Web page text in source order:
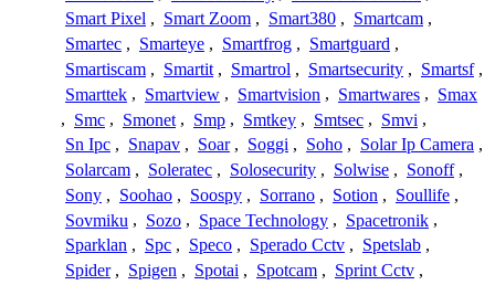
Smart Pixel , Smart Zoom , Smart380 , Smartcam ,
Smartec , Smarteye , Smartfrog , Smartguard ,
Smartiscam , Smartit , Smartrol , Smartsecurity , Smartsf ,
Smarttek , Smartview , Smartvision , Smartwares , Smax
, Smc , Smonet , Smp , Smtkey , Smtsec , Smvi ,
Sn Ipc , Snapav , Soar , Soggi , Soho , Solar Ip Camera ,
Solarcam , Soleratec , Solosecurity , Solwise , Sonoff ,
Sony , Soohao , Soospy , Sorrano , Sotion , Soullife ,
Sovmiku , Sozo , Space Technology , Spacetronik ,
Sparklan , Spc , Speco , Sperado Cctv , Spetslab ,
Spider , Spigen , Spotai , Spotcam , Sprint Cctv ,